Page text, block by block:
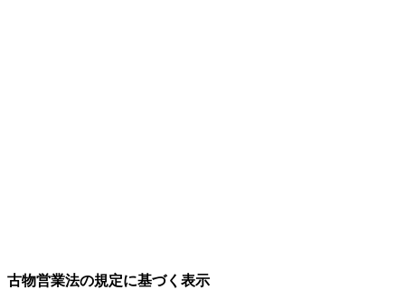
古物営業法の規定に基づく表示